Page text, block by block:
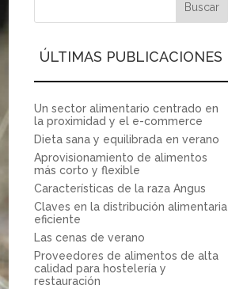
ÚLTIMAS PUBLICACIONES
Un sector alimentario centrado en
la proximidad y el e-commerce
Dieta sana y equilibrada en verano
Aprovisionamiento de alimentos
más corto y flexible
Características de la raza Angus
Claves en la distribución alimentaria
eficiente
Las cenas de verano
Proveedores de alimentos de alta
calidad para hostelería y
restauración